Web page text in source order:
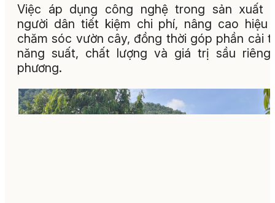
Việc áp dụng công nghệ trong sản xuất
người dân tiết kiệm chi phí, nâng cao hiệu
chăm sóc vườn cây, đồng thời góp phần cải
năng suất, chất lượng và giá trị sầu riêng
phương.